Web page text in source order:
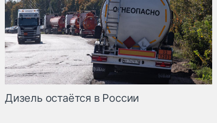
Дизель остаётся в России